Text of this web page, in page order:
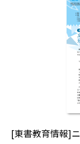
[東書教育情報]